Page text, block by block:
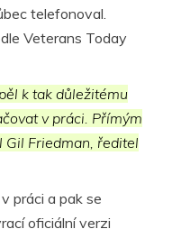
telefonoval.
Veterans Today
k tak důležitému
v práci. Přímým
Gil Friedman, ředitel
práci a pak se
oficiální verzi